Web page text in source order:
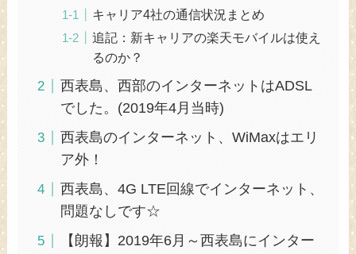
キャリア4社の通信状況まとめ
追記：新キャリアの楽天モバイルは使え
るのか？
西表島、西部のインターネットはADSL
でした。(2019年4月当時)
西表島のインターネット、WiMaxはエリ
ア外！
西表島、4G LTE回線でインターネット、
問題なしです☆
【朗報】2019年6月～西表島にインター